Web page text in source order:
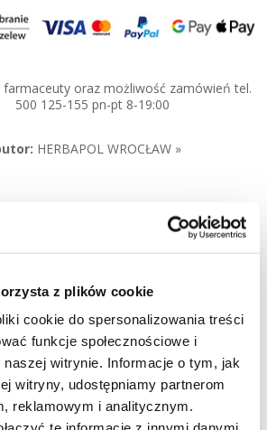
z plików cookie
cookie do spersonalizowania treści
funkcje społecznościowe i
witrynie. Informacje o tym, jak
witryny, udostępniamy partnerom
reklamowym i analitycznym.
oraz możliwość zamówień tel.
500 125-155 pn-pt 8-19:00
HERBAPOL WROCŁAW »
wydzielanie żółci i soku
jako środek pobudzający wydzielanie
oraz regulujący częstość wypróżnień.
wskazaniach opiera się
stosowania i doświadczeniu.
z uczuciem pełności w jamie